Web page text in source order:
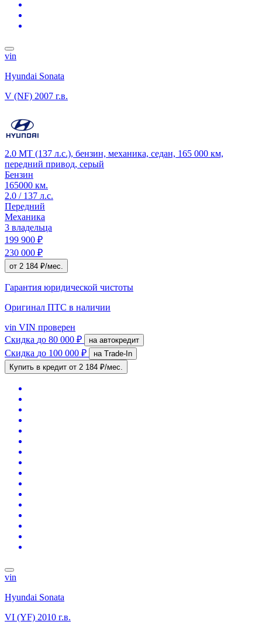
vin
Hyundai Sonata
V (NF) 2007 г.в.
2.0 MT (137 л.с.), бензин, механика, седан, 165 000 км,
передний привод, серый
Бензин
165000 км.
2.0 / 137 л.с.
Передний
Механика
3 владельца
199 900 ₽
230 000 ₽
от 2 184 ₽/мес.
Гарантия юридической чистоты
Оригинал ПТС в наличии
vin VIN проверен
Скидка до 80 000 ₽ на автокредит
Скидка до 100 000 ₽
на Trade-In
Купить в кредит от 2 184 ₽/мес.
vin
Hyundai Sonata
VI (YF) 2010 г.в.